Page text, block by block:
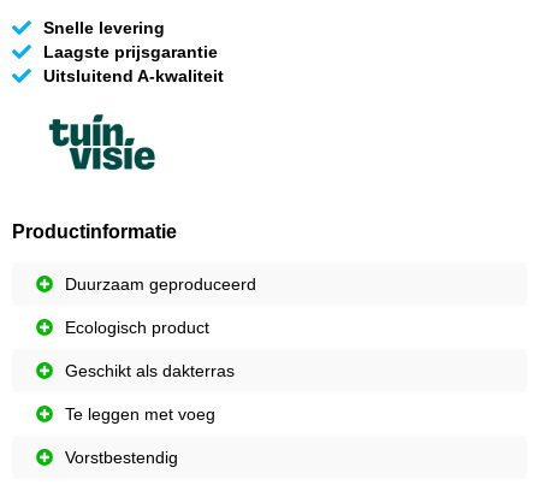
Snelle levering
Laagste prijsgarantie
Uitsluitend A-kwaliteit
Productinformatie
Duurzaam geproduceerd
Ecologisch product
Geschikt als dakterras
Te leggen met voeg
Vorstbestendig